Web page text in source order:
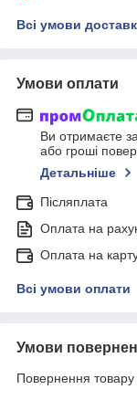
Всі умови
Умови оплати
Ви отримаєте
або гроші
Детальніше
Післяплата
Оплата на
Оплата на
Всі умови оплати
Умови
Повернення товару